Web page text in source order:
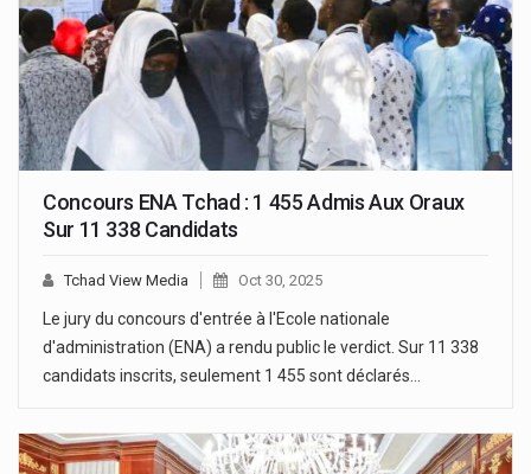
Concours ENA Tchad : 1 455 Admis Aux Oraux
Sur 11 338 Candidats
Tchad View Media Oct 30, 2025
Le jury du concours d'entrée à l'Ecole nationale
d'administration (ENA) a rendu public le verdict. Sur 11 338
candidats inscrits, seulement 1 455 sont déclarés…